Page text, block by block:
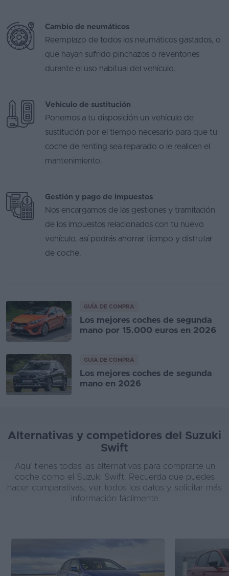
Cambio de neumáticos
Reemplazo de todos los neumáticos gastados, o
que hayan sufrido pinchazos o reventones
durante el uso habitual del vehículo.
Vehiculo de sustitución
Ponemos a tu disposición un vehículo de
sustitución por el tiempo necesario para que tu
coche de renting sea reparado o le realicen el
mantenimiento.
Gestión y pago de impuestos
Nos encargamos de las gestiones y tramitación
de los impuestos relacionados con tu nuevo
vehículo, así podrás ahorrar tiempo y disfrutar
de coche.
GUÍA DE COMPRA
Los mejores coches de segunda
mano por 15.000 euros en 2026
GUÍA DE COMPRA
Los mejores coches de segunda
mano en 2026
Alternativas y competidores del Suzuki
Swift
Aquí tienes todas las alternativas para comprarte un
coche como el Suzuki Swift. Recuerda que puedes
hacer comparativas, ver todos los datos y solicitar más
información fácilmente